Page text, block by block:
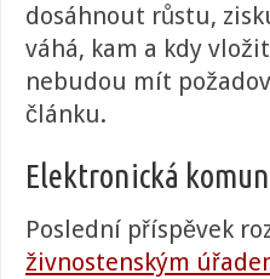
dosáhnout růstu,
váhá, kam a kdy
nebudou mít
článku.
Elektronická
Poslední příspěvek
živnostenským